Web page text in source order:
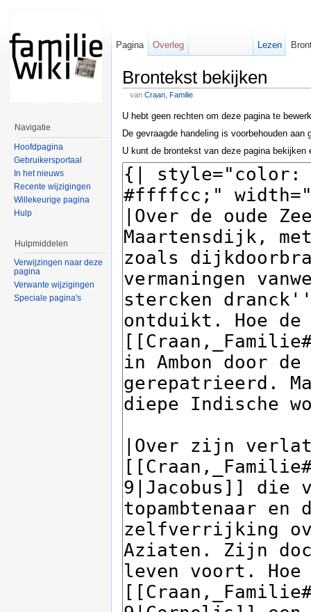
Brontekst bekijken
van Craan, Familie
U hebt geen rechten om deze pagina te
De gevraagde handeling is voorbehouden
U kunt de brontekst van deze pagina bekijken
Pagina Overleg Lezen
Navigatie
Hoofdpagina
Gebruikersportaal
In het nieuws
Recente wijzigingen
Willekeurige pagina
Hulp
Hulpmiddelen
Verwijzingen naar deze
pagina
Verwante wijzigingen
Speciale pagina's